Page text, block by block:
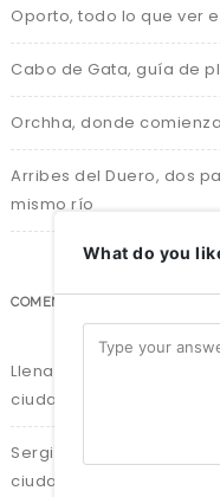
Oporto, todo lo que ver
Cabo de Gata, guía de
Orchha, donde
Arribes del Duero, dos
mismo río
COMENTARIOS RECIENTES
Llenando el Equipaje
ciudades que no te
Sergio caride varela
ciudades que no te
What do you